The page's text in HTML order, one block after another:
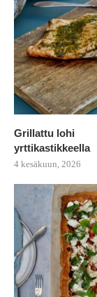
Grillattu lohi
yrttikastikkeella
4 kesäkuun, 2026